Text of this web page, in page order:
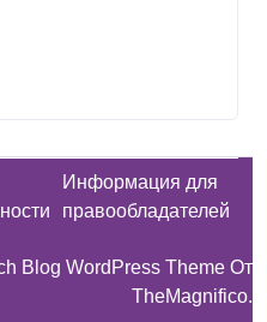
Информация для
правообладателей
Blog WordPress Theme От
TheMagnifico.